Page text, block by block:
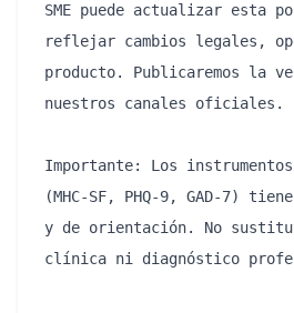
SME puede actualizar esta
reflejar cambios legales,
producto. Publicaremos la
nuestros canales oficiales.
Importante: Los
(MHC-SF, PHQ-9, GAD-7)
y de orientación. No
clínica ni diagnóstico